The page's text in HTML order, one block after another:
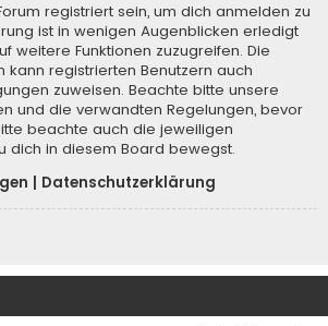
registriert sein, um dich anmelden zu
ist in wenigen Augenblicken erledigt
weitere Funktionen zuzugreifen. Die
kann registrierten Benutzern auch
zuweisen. Beachte bitte unsere
und die verwandten Regelungen, bevor
beachte auch die jeweiligen
dich in diesem Board bewegst.
Datenschutzerklärung